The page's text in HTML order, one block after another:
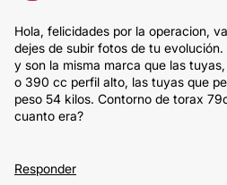
Hola, felicidades por la operacion,
dejes de subir fotos de tu
y son la misma marca que las
o 390 cc perfil alto, las tuyas que
peso 54 kilos. Contorno de torax
cuanto era?
Responder